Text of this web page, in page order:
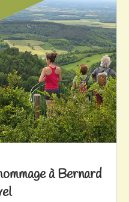
à Bernard